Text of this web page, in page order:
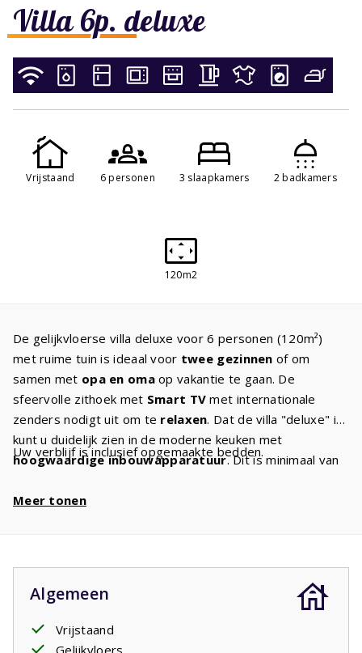
Villa 6p. deluxe
Vrijstaand 6 personen 3 slaapkamers 2 badkamers
120m2
De gelijkvloerse villa deluxe voor 6 personen (120m²)
met ruime tuin is ideaal voor twee gezinnen of om
samen met opa en omaop vakantie te gaan. De
sfeervolle zithoek met Smart TV met internationale
zenders nodigt uit om te relaxen. Dat de villa "deluxe" is
kunt u duidelijk zien in de moderne keuken met
hoogwaardige inbouwapparatuur. Dit is minimaal van
masterbedroom
De comfortabele bedden zorgen ervoor dat iedereen de
volgende dag weer uitgerust wakker wordt. In de
tweede badkamer
wastafel en toilet. In de hal is een tweede toilet. Daar
Uw verblijf is inclusief opgemaakte bedden.
Meer tonen
Algemeen
Vrijstaand